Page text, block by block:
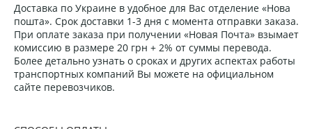
Доставка по Украине в удобное для Вас отделение «Нова
пошта». Срок доставки 1-3 дня с момента отправки заказа.
При оплате заказа при получении «Новая Почта» взымает
комиссию в размере 20 грн + 2% от суммы перевода.
Более детально узнать о сроках и других аспектах работы
транспортных компаний Вы можете на официальном
сайте перевозчиков.